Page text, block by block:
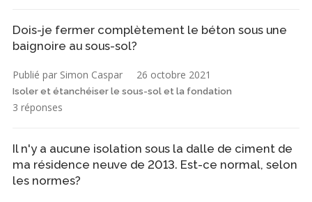
Dois-je fermer complètement le béton sous une
baignoire au sous-sol?
Publié par Simon Caspar 26 octobre 2021
Isoler et étanchéiser le sous-sol et la fondation
3 réponses
Il n'y a aucune isolation sous la dalle de ciment de
ma résidence neuve de 2013. Est-ce normal, selon
les normes?